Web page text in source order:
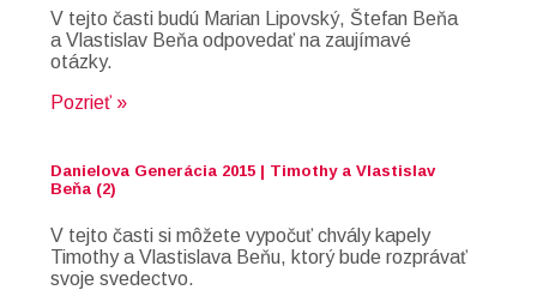
V tejto časti budú Marian Lipovský, Štefan Beňa
a Vlastislav Beňa odpovedať na zaujímavé
otázky.
Pozrieť »
Danielova Generácia 2015 | Timothy a Vlastislav
Beňa (2)
V tejto časti si môžete vypočuť chvály kapely
Timothy a Vlastislava Beňu, ktorý bude rozprávať
svoje svedectvo.